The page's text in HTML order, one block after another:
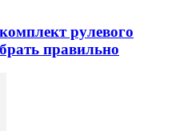
рулевого
правильно